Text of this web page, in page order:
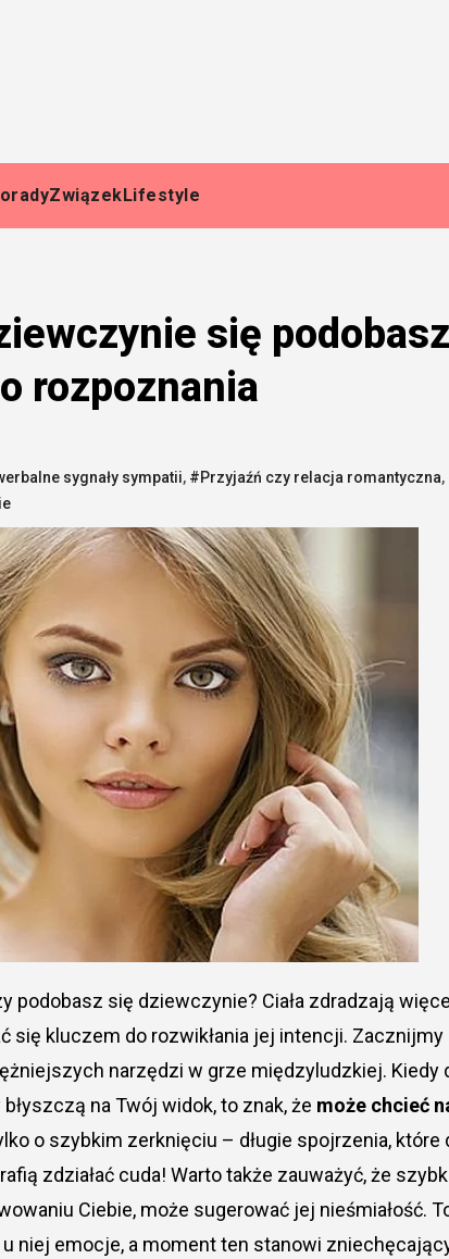
ZwiązekLifestyle
się
rozpoznania
sygnały sympatii, #Przyjaźń czy relacja romantyczna,
się kluczem do rozwikłania jej intencji. Zacznijmy
narzędzi w grze międzyludzkiej. Kiedy
na Twój widok, to znak, że może chcieć
o szybkim zerknięciu – długie spojrzenia, które
zdziałać cuda! Warto także zauważyć, że
Ciebie, może sugerować jej nieśmiałość.
niej emocje, a moment ten stanowi